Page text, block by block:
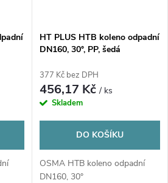
HT PLUS HTB koleno odpadní
DN160, 30°, PP, šedá
377 Kč bez DPH
456,17 Kč/ ks
Skladem
DO KOŠÍKU
OSMA HTB koleno odpadní
DN160, 30°